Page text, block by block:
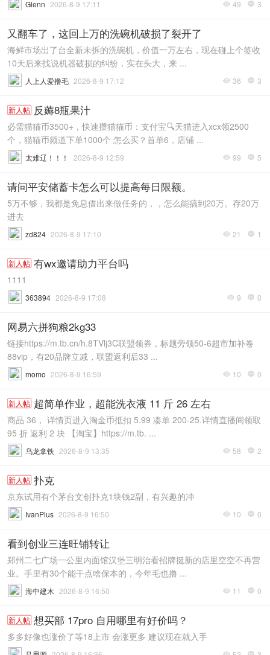
 49  3
Glenn 2026-8-9 17:11
又翻车了，这回上万的洗碗机破损了裂开了
海鲜市场出了台全新未拆的洗碗机，价值一万左右，现在碰上个签收
10天后来找说机器破损的纠纷，实在头大，来 ...
 36  3
人上人爱撸毛 2026-8-9 17:12
新人帖 反薅8瓶果汁
必需猫猫币3500+，快速攒猫猫币：支付宝🔍天猫进入xcx领2500
个，猫猫币频道下单1000个 怎么买？首单6，店铺 ...
 99  5
太难辽！！！ 2026-8-9 12:59
请问平安储蓄卡怎么可以提高每日限额。
5万不够，我都是免息借出来做任务的，，怎么能搞到20万。存20万
进去
 21  1
zd824 2026-8-9 17:10
新人帖 有wx邀请助力平台吗
1111
 9  0
363894 2026-8-9 17:08
网易六拼狗粮2kg33
链接https://m.tb.cn/h.8TVlj3C联盟领券，标题旁领50-6超市加补卷
88vip，有20品牌立减，联盟返利后33 ...
 10  0
momo 2026-8-9 16:59
新人帖 超简单作业，超能洗衣液 11 斤 26 左右
商品 36， 详情页进入淘金币抵扣 5.99 凑单 200-25.详情直播间领取
95 折 返利 2 块 【淘宝】https://m.tb. ...
 58  2
乌龙拿铁 2026-8-9 13:35
新人帖 扑克
京东试用有个茅台文创扑克1块钱2副，有兴趣的冲
 10  0
IvanPlus 2026-8-9 16:50
看到创业三连旺铺转让
郑州二七广场一公里内面馆汉堡三明治看招牌挺新的店里空空不再营
业。手里有30个能干点啥保本的，今年毛也撸 ...
 11  0
海中建木 2026-8-9 16:50
新人帖 想买部 17pro 自用哪里有好价吗？
多多好像也涨价了等18上市 会涨更多 建议现在就入手